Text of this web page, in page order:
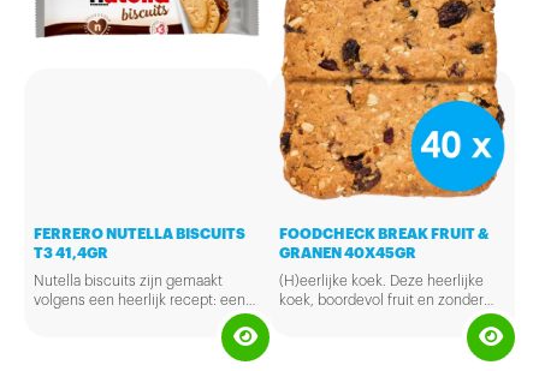
FERRERO NUTELLA BISCUITS
T3 41,4GR
Nutella biscuits zijn gemaakt
volgens een heerlijk recept: een
goudgebakken en knapperige
biscuit, met een smeuig hart met
FOODCHECK BREAK FRUIT &
GRANEN 40X45GR
(H)eerlijke koek. Deze heerlijke
koek, boordevol fruit en zonder
onnodige toevoegingen, is 100%
natuurlijk en zit boordevol vezels.
Ambachtelijke gebakken, alleen